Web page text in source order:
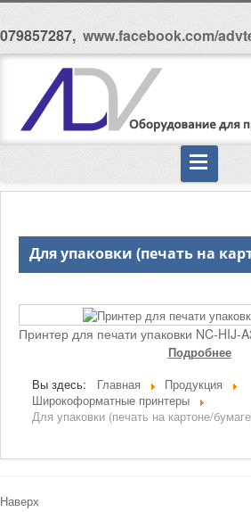
079857287, www.facebook.com/
Для упаковки (печать на
Принтер для печати упаковки NC-HIJ-
Подробнее
Вы здесь:
Главная
Продукция
Широкоформатные принтеры
Для упаковки (печать на картоне/
Наверх